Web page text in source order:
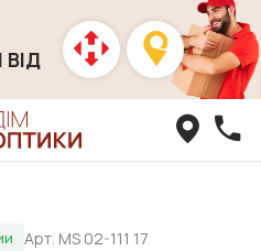
Арт. MS 02-111 17